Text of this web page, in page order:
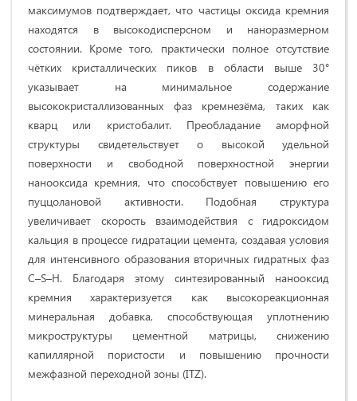
максимумов подтверждает, что частицы оксида кремния
находятся в высокодисперсном и наноразмерном
состоянии. Кроме того, практически полное отсутствие
чётких кристаллических пиков в области выше 30°
указывает на минимальное содержание
высококристаллизованных фаз кремнезёма, таких как
кварц или кристобалит. Преобладание аморфной
структуры свидетельствует о высокой удельной
поверхности и свободной поверхностной энергии
нанооксида кремния, что способствует повышению его
пуццолановой активности. Подобная структура
увеличивает скорость взаимодействия с гидроксидом
кальция в процессе гидратации цемента, создавая условия
для интенсивного образования вторичных гидратных фаз
C–S–H. Благодаря этому синтезированный нанооксид
кремния характеризуется как высокореакционная
минеральная добавка, способствующая уплотнению
микроструктуры цементной матрицы, снижению
капиллярной пористости и повышению прочности
межфазной переходной зоны (ITZ).